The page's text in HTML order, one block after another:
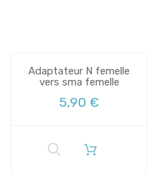
Adaptateur N femelle
vers sma femelle
5,90 €